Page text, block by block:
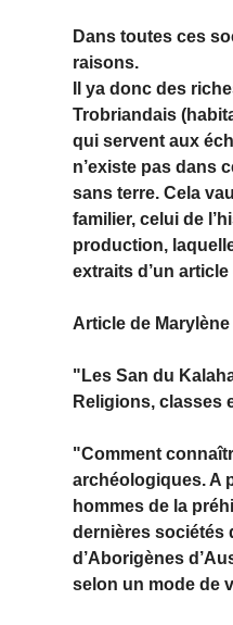
Dans toutes ces
raisons.
Il ya donc des
Trobriandais
qui servent aux
n’existe pas dans
sans terre. Cela
familier, celui de
production,
extraits d’un article
Article de
"Les San du
Religions, classes
"Comment
archéologiques. A
hommes de la
dernières sociétés
d’Aborigènes
selon un mode de